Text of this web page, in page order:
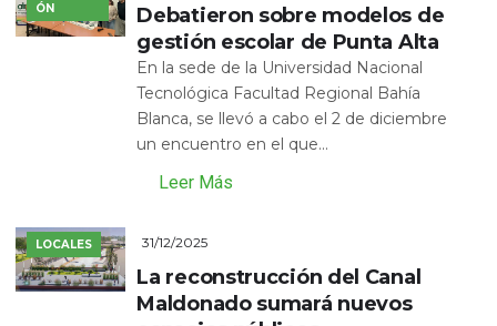
ÓN
Debatieron sobre modelos de
gestión escolar de Punta Alta
En la sede de la Universidad Nacional
Tecnológica Facultad Regional Bahía
Blanca, se llevó a cabo el 2 de diciembre
un encuentro en el que...
Leer Más
LOCALES 31/12/2025
La reconstrucción del Canal
Maldonado sumará nuevos